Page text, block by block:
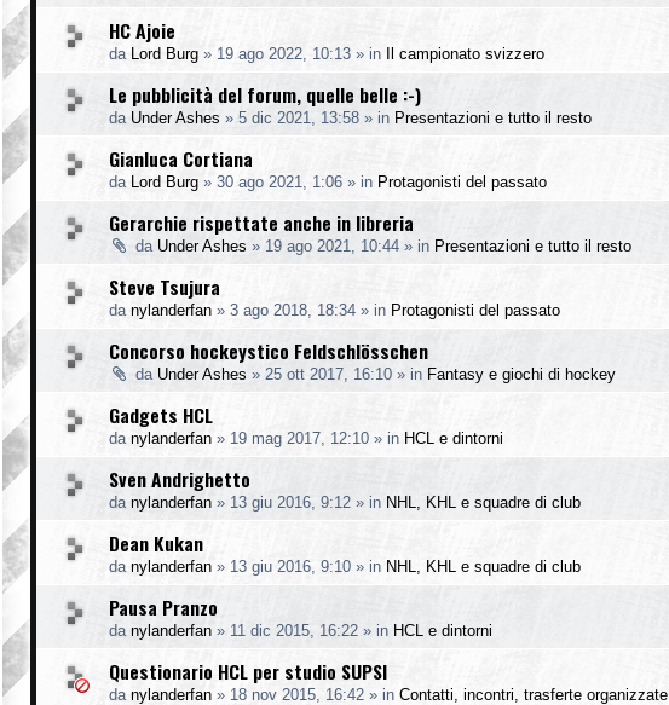
HC Ajoie
da Lord Burg » 19 ago 2022, 10:13 » in Il campionato svizzero
Le pubblicità del forum, quelle belle :-)
da Under Ashes » 5 dic 2021, 13:58 » in Presentazioni e tutto il resto
Gianluca Cortiana
da Lord Burg » 30 ago 2021, 1:06 » in Protagonisti del passato
Gerarchie rispettate anche in libreria
da Under Ashes » 19 ago 2021, 10:44 » in Presentazioni e tutto il resto
Steve Tsujura
da nylanderfan » 3 ago 2018, 18:34 » in Protagonisti del passato
Concorso hockeystico Feldschlösschen
da Under Ashes » 25 ott 2017, 16:10 » in Fantasy e giochi di hockey
Gadgets HCL
da nylanderfan » 19 mag 2017, 12:10 » in HCL e dintorni
Sven Andrighetto
da nylanderfan » 13 giu 2016, 9:12 » in NHL, KHL e squadre di club
Dean Kukan
da nylanderfan » 13 giu 2016, 9:10 » in NHL, KHL e squadre di club
Pausa Pranzo
da nylanderfan » 11 dic 2015, 16:22 » in HCL e dintorni
Questionario HCL per studio SUPSI
da nylanderfan » 18 nov 2015, 16:42 » in Contatti, incontri, trasferte organizzate